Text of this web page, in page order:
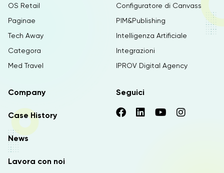
OS Retail
Paginae
Tech Away
Categora
Med Travel
Configuratore di Canvass
PIM&Publishing
Intelligenza Artificiale
Integrazioni
IPROV Digital Agency
Company
Case History
News
Lavora con noi
Seguici